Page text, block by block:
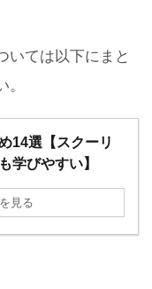
いては以下にまと
14選【スクーリ
学びやすい】
見る